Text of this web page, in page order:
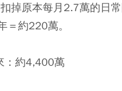
掉原本每月2.7萬的日
＝約220萬。
：約4,400萬